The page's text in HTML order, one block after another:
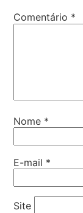
Comentário *
Nome *
E-mail *
Site